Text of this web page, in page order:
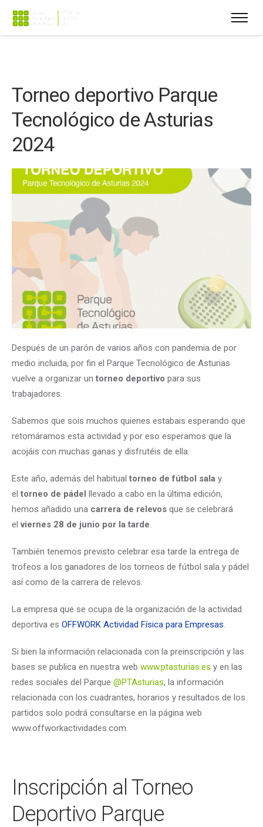
Torneo deportivo Parque
Tecnológico de Asturias
2024
Después de un parón de varios años con pandemia de por
medio incluida, por fin el Parque Tecnológico de Asturias
vuelve a organizar un torneo deportivo para sus
trabajadores.
Sabemos que sois muchos quienes estabais esperando que
retomáramos esta actividad y por eso esperamos que la
acojáis con muchas ganas y disfrutéis de ella.
Este año, además del habitual torneo de fútbol sala y
el torneo de pádel llevado a cabo en la última edición,
hemos añadido una carrera de relevos que se celebrará
elviernes 28 de junio por la tarde.
También tenemos previsto celebrar esa tarde la entrega de
trofeos a los ganadores de los torneos de fútbol sala y pádel
así como de la carrera de relevos.
La empresa que se ocupa de la organización de la actividad
deportiva es OFFWORK Actividad Física para Empresas.
Si bien la información relacionada con la preinscripción y las
bases se publica en nuestra web www.ptasturias.es y en las
redes sociales del Parque @PTAsturias, la información
relacionada con los cuadrantes, horarios y resultados de los
partidos solo podrá consultarse en la página web
www.offworkactividades.com.
Inscripción al Torneo
Deportivo Parque